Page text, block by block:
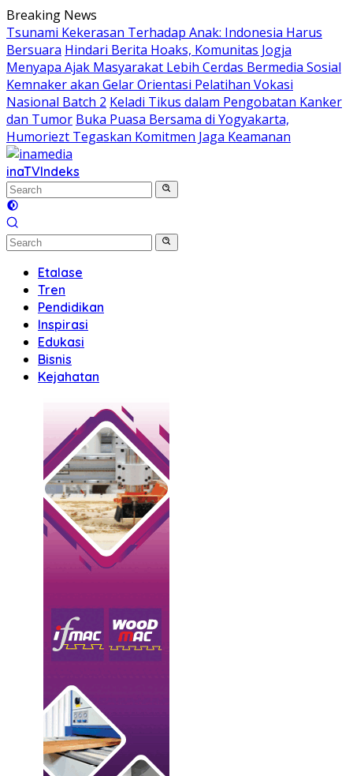
Skip
to
content
Breaking News
Tsunami Kekerasan Terhadap Anak: Indonesia Harus
Bersuara Hindari Berita Hoaks, Komunitas Jogja
Menyapa Ajak Masyarakat Lebih Cerdas Bermedia Sosial
Kemnaker akan Gelar Orientasi Pelatihan Vokasi
Nasional Batch 2 Keladi Tikus dalam Pengobatan Kanker
dan Tumor Buka Puasa Bersama di Yogyakarta,
Humoriezt Tegaskan Komitmen Jaga Keamanan
inaTVIndeks
Etalase
Tren
Pendidikan
Inspirasi
Edukasi
Bisnis
Kejahatan